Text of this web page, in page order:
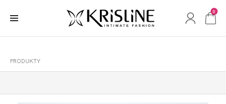
0
PRODUKTY